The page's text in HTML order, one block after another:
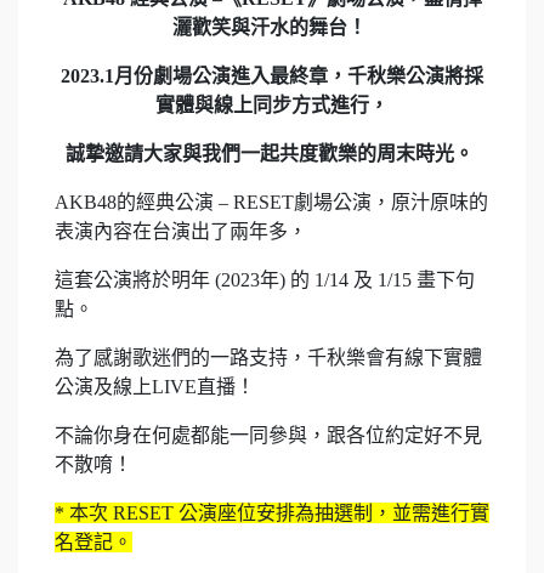
灑歡笑與汗水的舞台！
2023.1月份劇場公演進入最終章，千秋樂公演將採
實體與線上同步方式進行，
誠摯邀請大家與我們一起共度歡樂的周末時光。
AKB48的經典公演 – RESET劇場公演， 原汁原味的
表演內容在台演出了兩年多，
這套公演將於明年 (2023年) 的 1/14 及 1/15 畫下句
點。
為了感謝歌迷們的一路支持，千秋樂會有線下實體
公演及線上LIVE直播！
不論你身在何處都能一同參與，跟各位約定好不見
不散唷！
* 本次 RESET 公演座位安排為抽選制，並需進行實
名登記。